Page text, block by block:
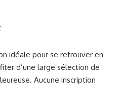
idéale pour se retrouver en
d’une large sélection de
Aucune inscription